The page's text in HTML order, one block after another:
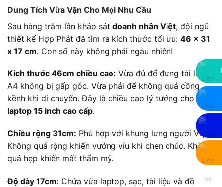
Dung Tích Vừa Vặn Cho Mọi Nhu Cầu
Sau hàng trăm lần khảo sát doanh nhân Việt, đội ngũ
thiết kế Hợp Phát đã tìm ra kích thước tối ưu: 46 x 31
x 17 cm. Con số này không phải ngẫu nhiên!
Kích thước 46cm chiều cao: Vừa đủ để đựng tài liệu
A4 không bị gấp góc. Vừa phải để không quá cồng
kềnh khi di chuyển. Đây là chiều cao lý tưởng cho balo
laptop 15 inch cao cấp.
Chiều rộng 31cm: Phù hợp với khung lưng người Việt.
Không quá rộng khiến vướng víu khi chen chúc. Không
quá hẹp khiến mất thẩm mỹ.
Độ dày 17cm: Chứa vừa laptop, sạc, tài liệu và đồ